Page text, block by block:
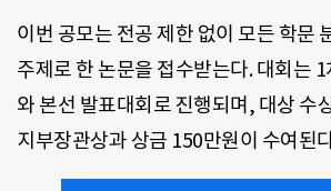
이번 공모는 전공 제한 없이 모든 학문
주제로 한 논문을 접수받는다. 대회는
와 본선 발표대회로 진행되며, 대상 수
지부장관상과 상금 150만원이 수여된